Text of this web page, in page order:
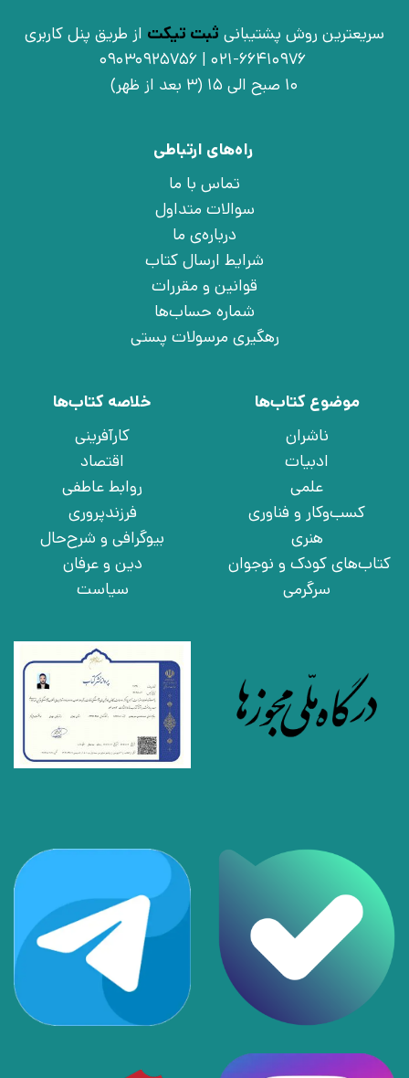
سریعترین روش پشتیبانی ثبت تیکت از طریق پنل کاربری
021-66410976 | 09030925756
10 صبح الی 15 (3 بعد از ظهر)
راه‌های ارتباطی
تماس با ما
سوالات متداول
درباره‌ی ما
شرایط ارسال کتاب
قوانین و مقررات
شماره حساب‌ها
رهگیری مرسولات پستی
موضوع کتاب‌ها
ناشران
ادبیات
علمی
کسب‌وکار و فناوری
هنری
کتاب‌های کودک و نوجوان
سرگرمی
خلاصه کتاب‌ها
کارآفرینی
اقتصاد
روابط عاطفی
فرزندپروری
بیوگرافی و شرح‌حال
دین و عرفان
سیاست